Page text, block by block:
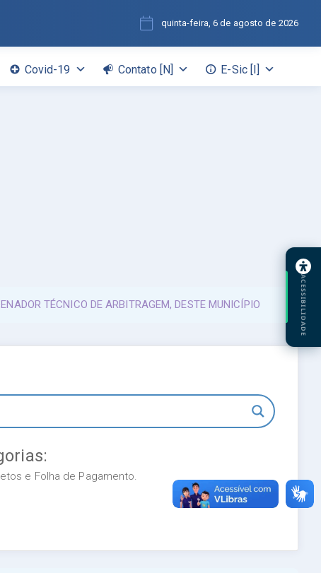
Covid-19 Contato [N] E-Sic [I]
quinta-feira, 6 de agosto de 2026
TÉCNICO DE ARBITRAGEM, DESTE MUNICÍPIO
e Folha de Pagamento.
ACESSIBILIDADE